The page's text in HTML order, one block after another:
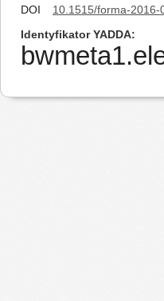
DOI
10.1515/forma-2016-
Identyfikator YADDA